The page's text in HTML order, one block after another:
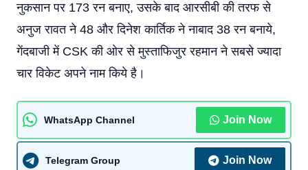
नुकसान पर 173 रन बनाए, उसके बाद आरसीबी की तरफ से
अनुज रावत ने 48 और दिनेश कार्तिक ने नाबाद 38 रन बनाये,
गेंदबाजी में CSK की ओर से मुस्ताफिजुर रहमान ने सबसे ज्यादा
चार विकेट अपने नाम किये है।
WhatsApp Channel Join Now
Telegram Group Join Now